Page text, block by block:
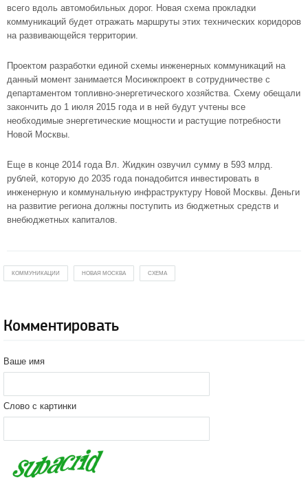
всего вдоль автомобильных дорог. Новая схема прокладки
коммуникаций будет отражать маршруты этих технических коридоров
на развивающейся территории.
Проектом разработки единой схемы инженерных коммуникаций на
данный момент занимается Мосинжпроект в сотрудничестве с
департаментом топливно-энергетического хозяйства. Схему обещали
закончить до 1 июля 2015 года и в ней будут учтены все
необходимые энергетические мощности и растущие потребности
Новой Москвы.
Еще в конце 2014 года Вл. Жидкин озвучил сумму в 593 млрд.
рублей, которую до 2035 года понадобится инвестировать в
инженерную и коммунальную инфраструктуру Новой Москвы. Деньги
на развитие региона должны поступить из бюджетных средств и
внебюджетных капиталов.
КОММУНИКАЦИИ НОВАЯ МОСКВА СХЕМА
Комментировать
Ваше имя
Слово с картинки